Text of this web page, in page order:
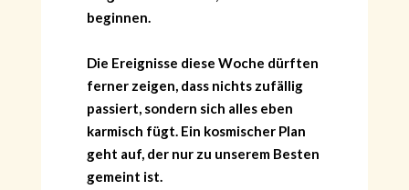
beginnen.
Die Ereignisse diese Woche dürften
ferner zeigen, dass nichts zufällig
passiert, sondern sich alles eben
karmisch fügt. Ein kosmischer Plan
geht auf, der nur zu unserem Besten
gemeint ist.